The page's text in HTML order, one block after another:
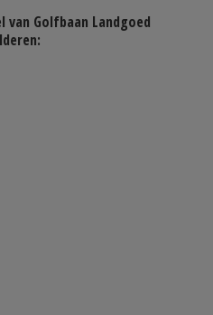
van Golfbaan Landgoed